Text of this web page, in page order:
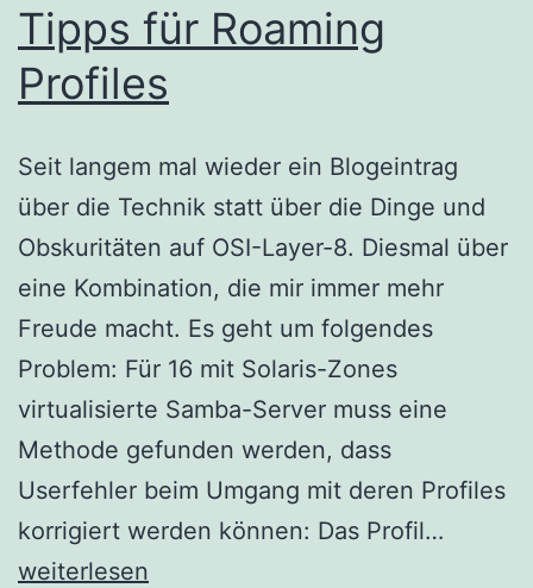
Tipps für Roaming
Profiles
Seit langem mal wieder ein Blogeintrag
über die Technik statt über die Dinge und
Obskuritäten auf OSI-Layer-8. Diesmal über
eine Kombination, die mir immer mehr
Freude macht. Es geht um folgendes
Problem: Für 16 mit Solaris-Zones
virtualisierte Samba-Server muss eine
Methode gefunden werden, dass
Userfehler beim Umgang mit deren Profiles
korrigiert werden können: Das Profil…
weiterlesen